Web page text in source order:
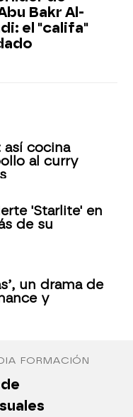
Bakr Al-
el "califa"
así cocina
al curry
'Starlite' en
de su
un drama de
y
FORMACIÓN